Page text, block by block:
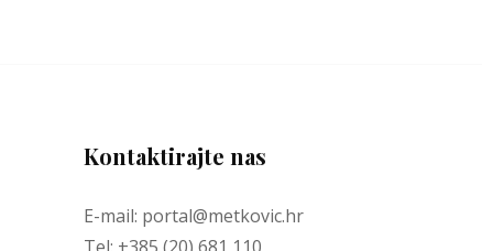
Kontaktirajte nas
E-mail: portal@metkovic.hr